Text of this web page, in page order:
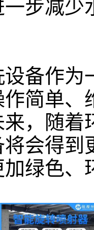
步减
备作
简单、
，随
会得
绿色、